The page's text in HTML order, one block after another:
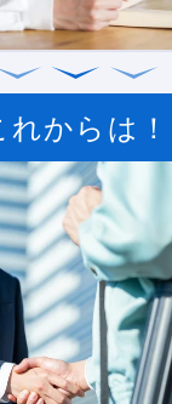
れからは！